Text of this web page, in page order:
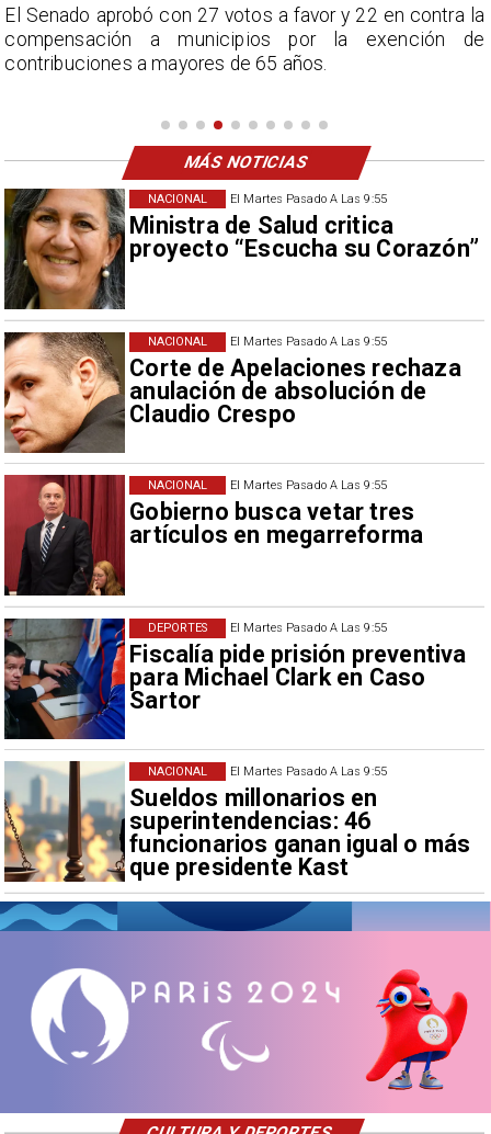
El Martes Pasado A Las 9:55
Ministra de Salud critica
proyecto “Escucha su Corazón”
NACIONAL
El Martes Pasado A Las 9:55
Corte de Apelaciones rechaza
anulación de absolución de
Claudio Crespo
NACIONAL
El Martes Pasado A Las 9:55
Gobierno busca vetar tres
artículos en megarreforma
NACIONAL
El Martes Pasado A Las 9:55
Fiscalía pide prisión preventiva
para Michael Clark en Caso
Sartor
DEPORTES
El Martes Pasado A Las 9:55
Sueldos millonarios en
superintendencias: 46
funcionarios ganan igual o más
que presidente Kast
NACIONAL
El Senado aprobó con 27 votos a favor y 22 en contra la
compensación a municipios por la exención de
contribuciones a mayores de 65 años.
MÁS NOTICIAS